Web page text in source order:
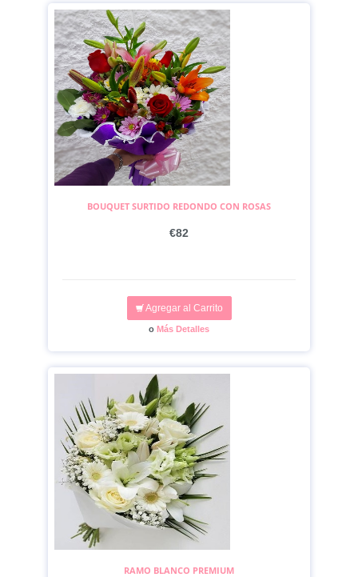
BOUQUET SURTIDO REDONDO CON ROSAS
€82
Agregar al Carrito
o Más Detalles
RAMO BLANCO PREMIUM